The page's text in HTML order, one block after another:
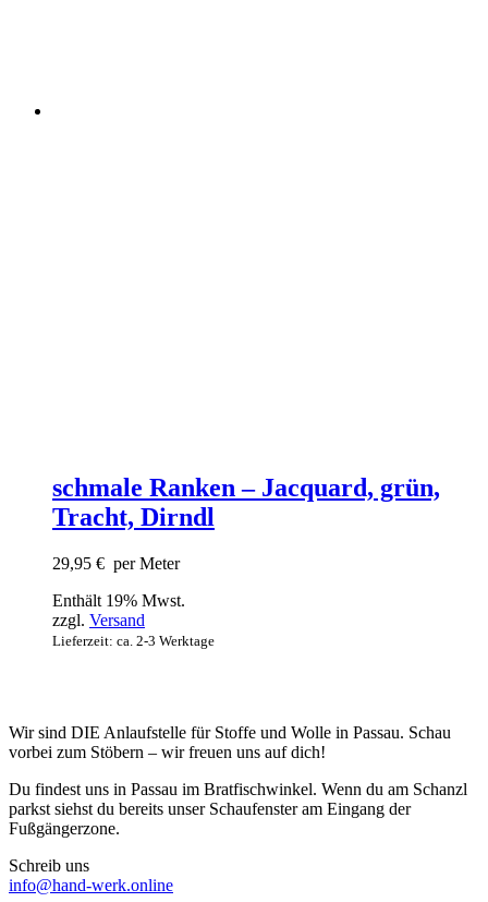
schmale Ranken – Jacquard, grün,
Tracht, Dirndl
29,95 € per Meter
Enthält 19% Mwst.
zzgl. Versand
Lieferzeit: ca. 2-3 Werktage
Wir sind DIE Anlaufstelle für Stoffe und Wolle in Passau. Schau
vorbei zum Stöbern – wir freuen uns auf dich!
Du findest uns in Passau im Bratfischwinkel. Wenn du am Schanzl
parkst siehst du bereits unser Schaufenster am Eingang der
Fußgängerzone.
Schreib uns
info@hand-werk.online